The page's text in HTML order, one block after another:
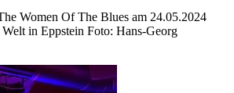
Women Of The Blues am 24.05.2024
in Eppstein Foto: Hans-Georg